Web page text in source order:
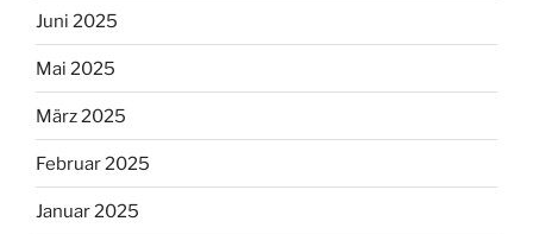
Juni 2025
Mai 2025
März 2025
Februar 2025
Januar 2025